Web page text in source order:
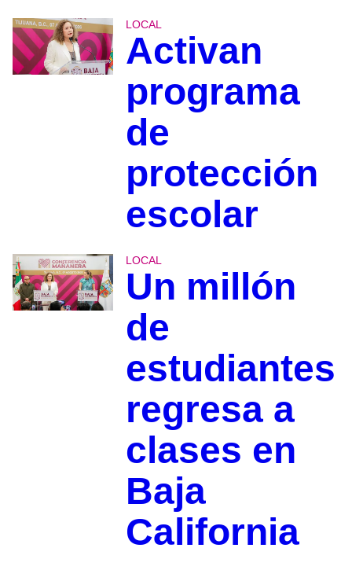
LOCAL
Activan
programa
de
protección
escolar
LOCAL
Un millón
de
estudiantes
regresa a
clases en
Baja
California